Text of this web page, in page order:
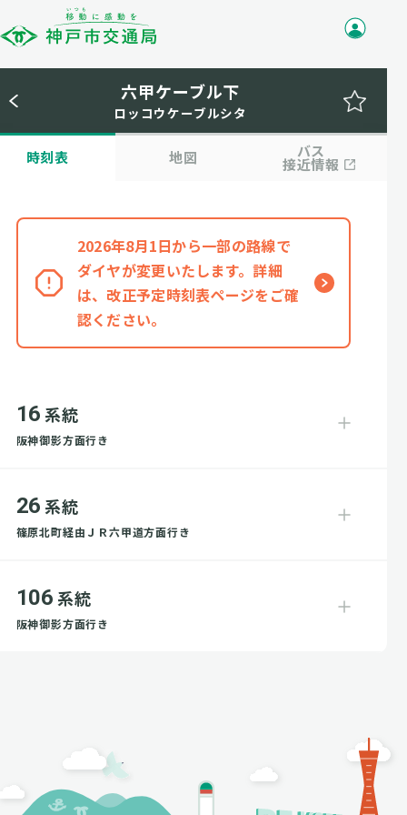
六甲ケーブル下
ロッコウケーブルシタ
時刻表 地図 バス
接近情報
2026年8月1日から一部の路線で
ダイヤが変更いたします。詳細
は、改正予定時刻表ページをご確
認ください。
16 系統
阪神御影方面行き
26 系統
篠原北町経由ＪＲ六甲道方面行き
106 系統
阪神御影方面行き